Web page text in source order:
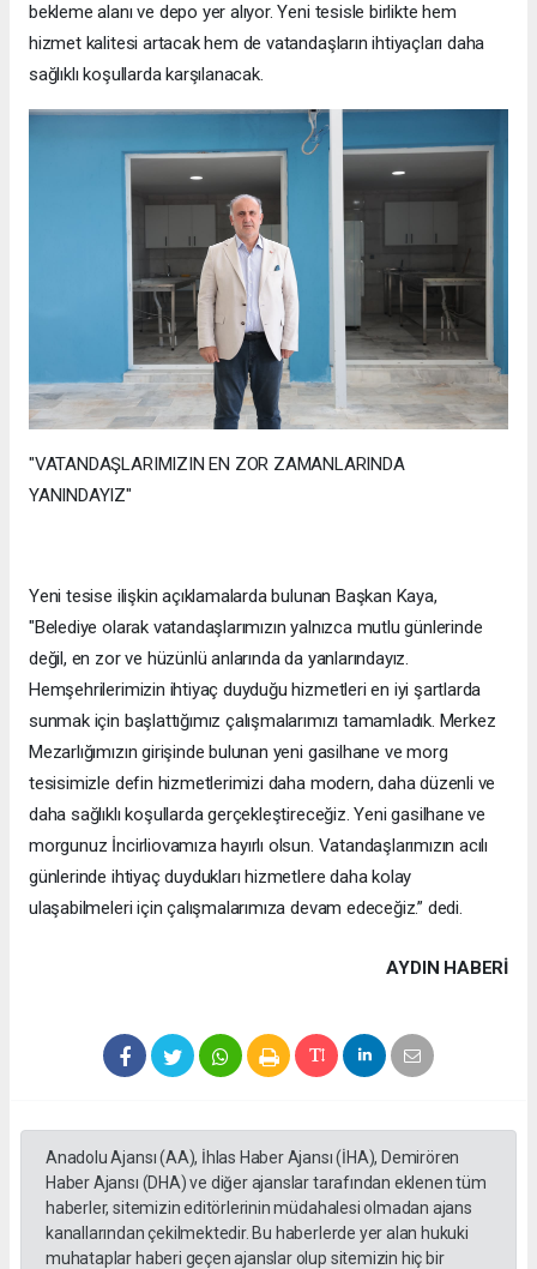
bekleme alanı ve depo yer alıyor. Yeni tesisle birlikte hem
hizmet kalitesi artacak hem de vatandaşların ihtiyaçları daha
sağlıklı koşullarda karşılanacak.
"VATANDAŞLARIMIZIN EN ZOR ZAMANLARINDA
YANINDAYIZ"
Yeni tesise ilişkin açıklamalarda bulunan Başkan Kaya,
"Belediye olarak vatandaşlarımızın yalnızca mutlu günlerinde
değil, en zor ve hüzünlü anlarında da yanlarındayız.
Hemşehrilerimizin ihtiyaç duyduğu hizmetleri en iyi şartlarda
sunmak için başlattığımız çalışmalarımızı tamamladık. Merkez
Mezarlığımızın girişinde bulunan yeni gasilhane ve morg
tesisimizle defin hizmetlerimizi daha modern, daha düzenli ve
daha sağlıklı koşullarda gerçekleştireceğiz. Yeni gasilhane ve
morgunuz İncirliovamıza hayırlı olsun. Vatandaşlarımızın acılı
günlerinde ihtiyaç duydukları hizmetlere daha kolay
ulaşabilmeleri için çalışmalarımıza devam edeceğiz.” dedi.
AYDIN HABERİ
Anadolu Ajansı (AA), İhlas Haber Ajansı (İHA), Demirören
Haber Ajansı (DHA) ve diğer ajanslar tarafından eklenen tüm
haberler, sitemizin editörlerinin müdahalesi olmadan ajans
kanallarından çekilmektedir. Bu haberlerde yer alan hukuki
muhataplar haberi geçen ajanslar olup sitemizin hiç bir